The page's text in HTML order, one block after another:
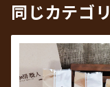
同じカテゴ